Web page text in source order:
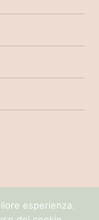
esperienza.